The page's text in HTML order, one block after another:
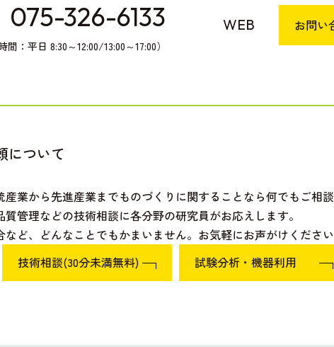
075-326-6133
間：平日 8:30～12:00/13:00～17:00）
WEB お問い
について
業から先進産業までものづくりに関することなら何でもご相談
管理などの技術相談に各分野の研究員がお応えします。
ど、どんなことでもかまいません。お気軽にお声がけください
技術相談(30分未満無料)
試験分析・機器利用